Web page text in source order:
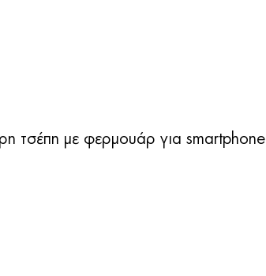
τσέπη με φερμουάρ για smartphone